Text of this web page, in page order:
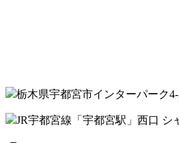
栃木県宇都宮市インターパーク
JR宇都宮線「宇都宮駅」西口 シ